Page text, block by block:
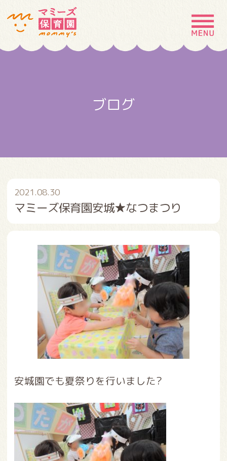
MENU
採用情報 お問い合わせ
ブログ
2021.08.30
マミーズ保育園安城★なつまつり
安城園でも夏祭りを行いました?